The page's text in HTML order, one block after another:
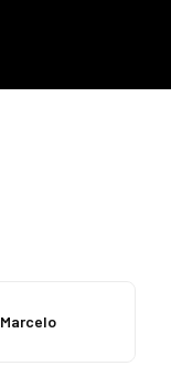
Marcelo